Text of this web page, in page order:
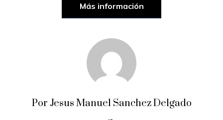
Más información
Por Jesus Manuel Sanchez Delgado